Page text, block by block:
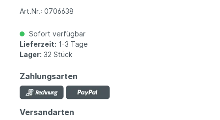
Art.Nr.: 0706638
Sofort verfügbar
Lieferzeit: 1-3 Tage
Lager: 32 Stück
Zahlungsarten
Versandarten